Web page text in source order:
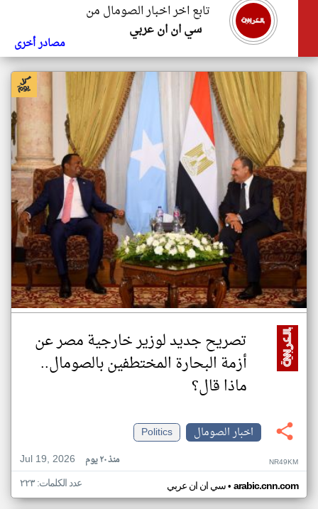
تابع اخر اخبار الصومال من
سي ان ان عربي
مصادر أخرى
تصريح جديد لوزير خارجية مصر عن
أزمة البحارة المختطفين بالصومال..
ماذا قال؟
اخبار الصومال
Politics
Jul 19, 2026
منذ ٢٠ يوم NR49KM
سي ان ان عربي• arabic.cnn.com عدد الكلمات: ٢٢٣